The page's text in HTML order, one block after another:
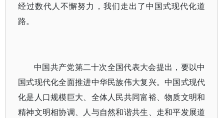
经过数代人不懈努力，我们走出了中国式现代化道
路。
中国共产党第二十次全国代表大会提出，要以中
国式现代化全面推进中华民族伟大复兴。中国式现代
化是人口规模巨大、全体人民共同富裕、物质文明和
精神文明相协调、人与自然和谐共生、走和平发展道